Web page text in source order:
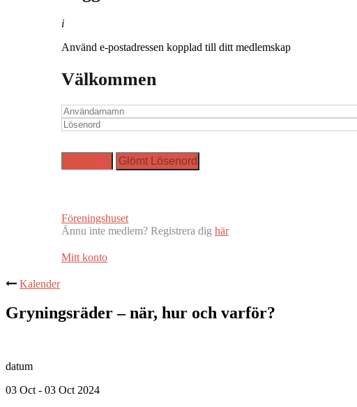
i
Använd e-postadressen kopplad till ditt medlemskap
Välkommen
Föreningshuset
Ännu inte medlem? Registrera dig här
Mitt konto
Kalender
Gryningsräder – när, hur och varför?
datum
03 Oct - 03 Oct 2024